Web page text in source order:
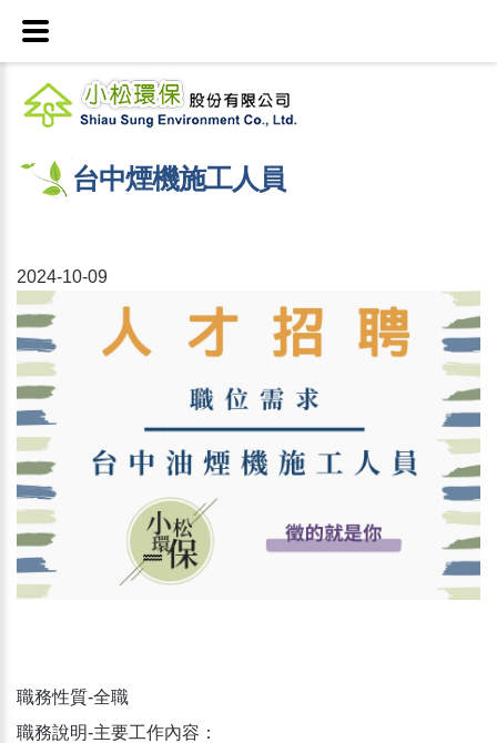
台中煙機施工人員
2024-10-09
職務性質-全職
職務說明-主要工作內容：